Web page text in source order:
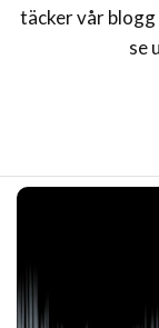
täcker vår
se